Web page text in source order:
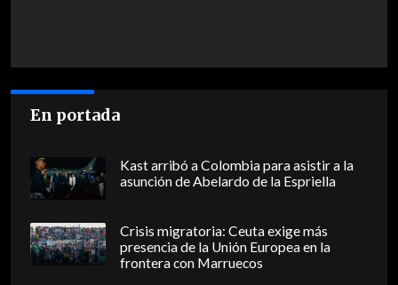
En portada
Kast arribó a Colombia para asistir a la
asunción de Abelardo de la Espriella
Crisis migratoria: Ceuta exige más
presencia de la Unión Europea en la
frontera con Marruecos